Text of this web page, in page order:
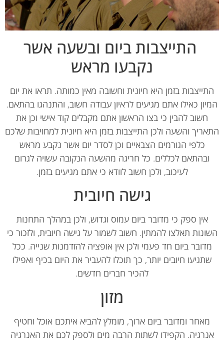
התייצבות ביום ובשעה אשר
נקבעו מראש
בזמן היא חיונית וחשובה מאין כמותה. תראו את יום
כאילו אתם מגיעים לראיון עבודה חשוב, והתנהגו בהתאם.
חשוב להבין כי בצו הראשון אתם מקבלים קוד אישי וכן את
והשעה ולכן התייצבות בזמן היא חיונית למחויבות שלכם
כלפי הגורמים הצבאיים וכן לסדר יום אשר נקבע מראש
ובהתאם לכללים. כל חריגה מהשעה הנקובה עשויה לגרום
לעיכוב, ולכן חשוב לוודא כי אתם מגיעים בזמן.
גישה חיובית
אין ספק כי מדובר ביום עמוס וגדוש, ולכן במהלך התחנות
תאלצו להמתין. חשוב לשמור על גישה חיובית, ולזכור כי
ביום חד פעמי ולכן אין אופציה להזדמנות שנייה. ככל
חיובים יותר, כך תוכלו להעביר את היום בכיף ואפילו
להכיר חברים חדשים.
מזון
מאחר ומדובר ביום ארוך, מומלץ להביא איתכם אוכל וחטיף
הקפידו לשתות הרבה מים ולספק לכם את האנרגיה